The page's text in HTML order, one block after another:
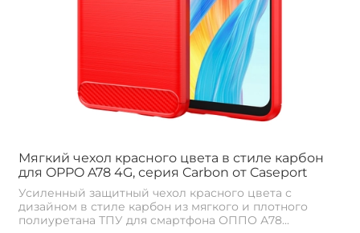
Мягкий чехол красного цвета в стиле карбон
для OPPO A78 4G, серия Carbon от Caseport
Усиленный защитный чехол красного цвета с
дизайном в стиле карбон из мягкого и плотного
полиуретана ТПУ для смартфона ОППО А78...